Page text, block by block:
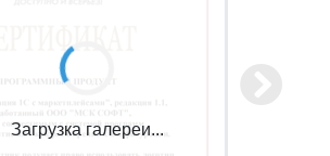
Загрузка галереи...